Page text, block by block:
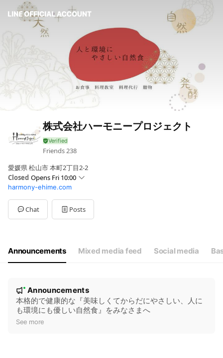
株式会社ハーモニープロジェクト
Friends238
愛媛県 松山市 本町2丁目2-2
Closed Opens Fri 10:00
SunClosed
Mon10:00 - 17:00
Tue10:00 - 17:00
Wed10:00 - 17:00
その他、祝日休業
harmony-ehime.com
Chat Posts
Announcements Mixed media feed Social media
New
Announcements
本格的で健康的な『美味しくてからだにやさしい、人に
も環境にも優しい自然食』をみなさまへ
See more